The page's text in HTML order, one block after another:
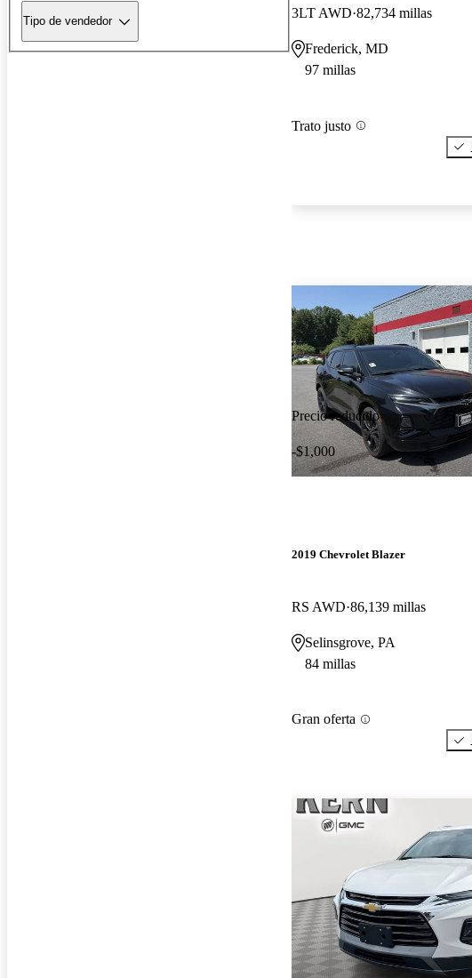
Tipo de vendedor
3LT AWD 82,734 millas
Frederick, MD
97 millas
Trato justo
Precio reducido
-$1,000
2019 Chevrolet Blazer
RS AWD 86,139 millas
Selinsgrove, PA
84 millas
Gran oferta